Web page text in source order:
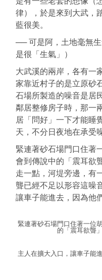
律），於是來到大武，
藍很美。
── 可是阿，土地毫無
是很「生氣」）
大武溪的兩岸，各有一
家靠近村子的是立原砂
石場所製造的噪音是居
鄰居整修房子時，那一
居「問好」一下才能睡
天，不分日夜地在承受
緊連著砂石場門口住著
會到傳說中的「震耳欲
走一點，河堤旁邊，有
聾已經不足以形容這噪
讓車子能進去，因為他
緊連著砂石場門口住著一位
的「震耳欲聾
主人在擴大入口，讓車子能